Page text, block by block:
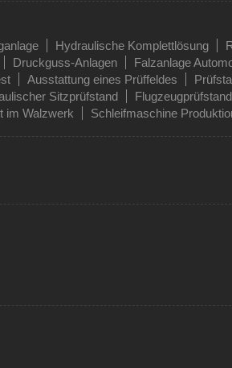
Hydraulische Komplettlösung
Druckguss-Anlagen Falzanlage
Ausstattung eines Prüffeldes
Sitzprüfstand
im Walzwerk Schleifmaschine